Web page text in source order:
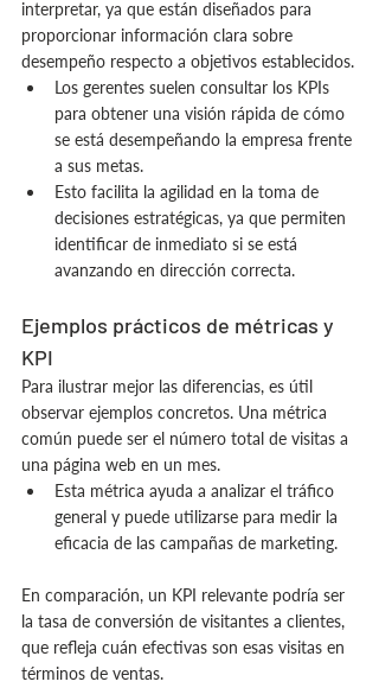
interpretar, ya que están diseñados para
proporcionar información clara sobre
desempeño respecto a objetivos establecidos.
Los gerentes suelen consultar los KPIs
para obtener una visión rápida de cómo
se está desempeñando la empresa frente
a sus metas.
Esto facilita la agilidad en la toma de
decisiones estratégicas, ya que permiten
identificar de inmediato si se está
avanzando en dirección correcta.
Ejemplos prácticos de métricas y
KPI
Para ilustrar mejor las diferencias, es útil
observar ejemplos concretos. Una métrica
común puede ser el número total de visitas a
una página web en un mes.
Esta métrica ayuda a analizar el tráfico
general y puede utilizarse para medir la
eficacia de las campañas de marketing.
En comparación, un KPI relevante podría ser
la tasa de conversión de visitantes a clientes,
que refleja cuán efectivas son esas visitas en
términos de ventas.